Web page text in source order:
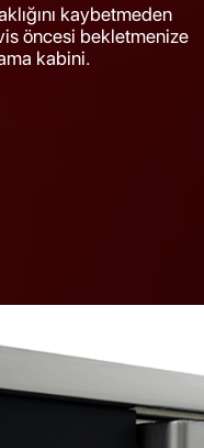
kaybetmeden
öncesi bekletmenize
kabini.